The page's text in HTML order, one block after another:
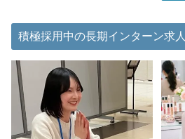
積極採用中の長期インターン求人